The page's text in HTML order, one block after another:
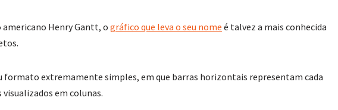
Henry Gantt, o gráfico que leva o seu nome é talvez a mais conhecida
formato extremamente simples, em que barras horizontais representam cada
em colunas.